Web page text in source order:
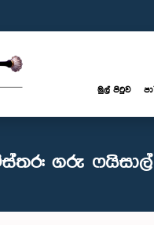
මුල් පිටුව
ගරු ෆයිසාල්